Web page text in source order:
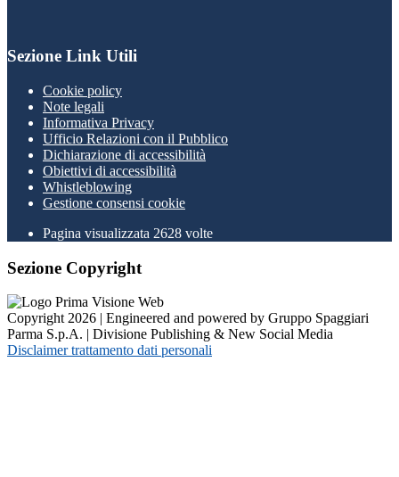
Sezione Link Utili
Cookie policy
Note legali
Informativa Privacy
Ufficio Relazioni con il Pubblico
Dichiarazione di accessibilità
Obiettivi di accessibilità
Whistleblowing
Gestione consensi cookie
Pagina visualizzata 2628 volte
Sezione Copyright
Copyright 2026 | Engineered and powered by Gruppo Spaggiari
Parma S.p.A. | Divisione Publishing & New Social Media
Disclaimer trattamento dati personali